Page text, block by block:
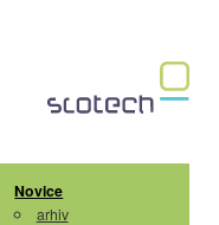
Novice
arhiv